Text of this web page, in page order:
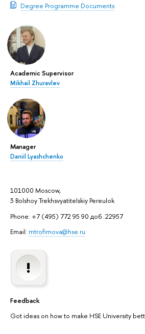
Degree Programme Documents
Academic Supervisor
Mikhail Zhuravlev
Manager
Daniil Lyashchenko
101000 Moscow,
3 Bolshoy Trekhsvyatitelskiy Pereulok
Phone: +7 (495) 772 95 90 доб. 22957
Email: mtrofimova@hse.ru
Feedback
Got ideas on how to make HSE University